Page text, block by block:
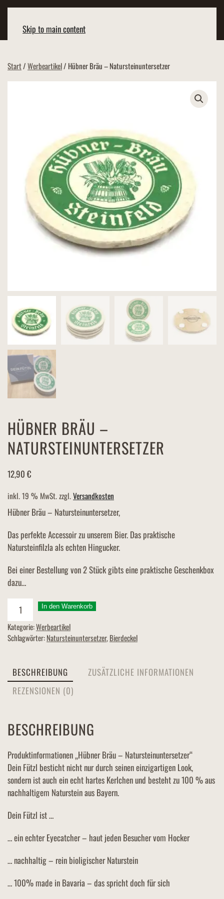
Skip to main content
Start/Werbeartikel/ Hübner Bräu – Natursteinuntersetzer
HÜBNER BRÄU –
NATURSTEINUNTERSETZER
12,90€
inkl. 19 % MwSt.zzgl.Versandkosten
Hübner Bräu – Natursteinuntersetzer,
Das perfekte Accessoir zu unserem Bier. Das praktische
Natursteinfilzla als echten Hingucker.
Bei einer Bestellung von 2 Stück gibts eine praktische Geschenkbox
dazu…
Hübner
Bräu
-
Natursteinuntersetzer
In den Warenkorb
Kategorie:Werbeartikel
Schlagwörter:Natursteinuntersetzer,Bierdeckel
BESCHREIBUNG
ZUSÄTZLICHE INFORMATIONEN
REZENSIONEN (0)
BESCHREIBUNG
Produktinformationen „Hübner Bräu – Natursteinuntersetzer“
Dein Fützl besticht nicht nur durch seinen einzigartigen Look,
sondern ist auch ein echt hartes Kerlchen und besteht zu 100 % aus
nachhaltigem Naturstein aus Bayern.
Dein Fützl ist …
… ein echter Eyecatcher – haut jeden Besucher vom Hocker
… nachhaltig – rein bioligischer Naturstein
… 100% made in Bavaria – das spricht doch für sich